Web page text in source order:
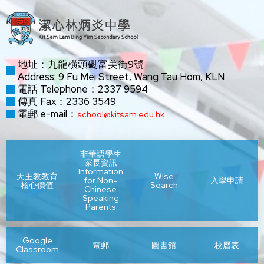
地址：九龍橫頭磡富美街9號
Address: 9 Fu Mei Street, Wang Tau Hom, KLN
電話 Telephone：2337 9594
傳真 Fax：2336 3549
電郵 e-mail： school@kitsam.edu.hk
天主教教育
核心價值
非華語學生
家長資訊
Information
for Non-
Chinese
Speaking
Parents
Wise
Search
入學申請
Google
Classroom
電郵 圖書館 校曆表